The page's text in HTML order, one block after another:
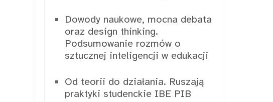
Dowody naukowe, mocna debata
oraz design thinking.
Podsumowanie rozmów o
sztucznej inteligencji w edukacji
Od teorii do działania. Ruszają
praktyki studenckie IBE PIB